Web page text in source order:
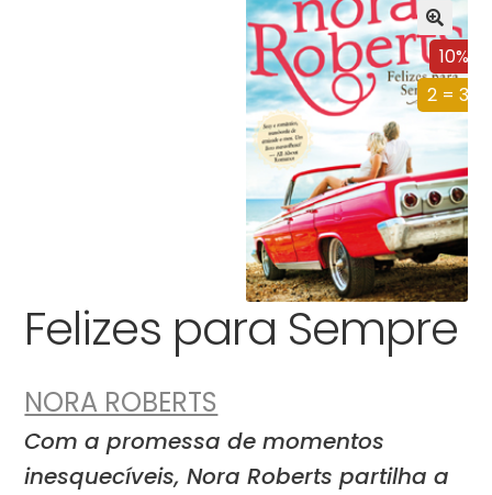
10%
2 = 3
Felizes para Sempre
NORA ROBERTS
Com a promessa de momentos
inesquecíveis, Nora Roberts partilha a